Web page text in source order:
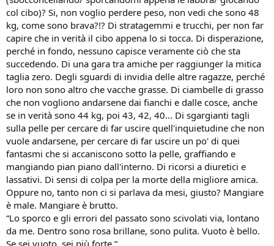
col cibo)? Si, non voglio perdere peso, non vedi che sono 48
kg, come sono brava?!? Di stratagemmi e trucchi, per non far
capire che in verità il cibo appena lo si tocca. Di disperazione,
perché in fondo, nessuno capisce veramente ciò che sta
succedendo. Di una gara tra amiche per raggiunger la mitica
taglia zero. Degli sguardi di invidia delle altre ragazze, perché
loro non sono altro che vacche grasse. Di ciambelle di grasso
che non vogliono andarsene dai fianchi e dalle cosce, anche
se in verità sono 44 kg, poi 43, 42, 40... Di sgargianti tagli
sulla pelle per cercare di far uscire quell'inquietudine che non
vuole andarsene, per cercare di far uscire un po' di quei
fantasmi che si accaniscono sotto la pelle, graffiando e
mangiando pian piano dall'interno. Di ricorsi a diuretici e
lassativi. Di sensi di colpa per la morte della migliore amica.
Oppure no, tanto non ci si parlava da mesi, giusto? Mangiare
è male. Mangiare è brutto.
“Lo sporco e gli errori del passato sono scivolati via, lontano
da me. Dentro sono rosa brillane, sono pulita. Vuoto è bello.
Se sei vuoto, sei più forte.”